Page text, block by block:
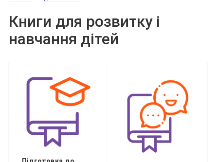
Книги для розвитку і
навчання дітей